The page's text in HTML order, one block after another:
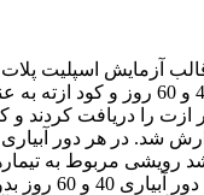
(تیمار شاهد ازت)، گزارش
40 روزه و